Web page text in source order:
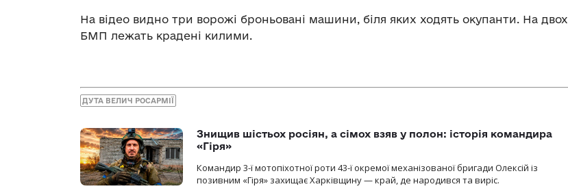
На відео видно три ворожі броньовані машини, біля яких ходять окупанти. На двох
БМП лежать крадені килими.
ДУТА ВЕЛИЧ РОСАРМІЇ
Знищив шістьох росіян, а сімох взяв у полон: історія командира
«Гіря»
Командир 3-ї мотопіхотної роти 43-ї окремої механізованої бригади Олексій із
позивним «Гіря» захищає Харківщину — край, де народився та виріс.